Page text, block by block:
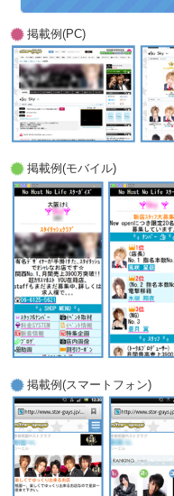
掲載例(PC)
掲載例(モバイル)
掲載例(スマートフォン)